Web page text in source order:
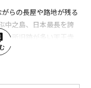
らの長屋や路地が残る
中之島、日本最長を誇
名所旧跡が多い天王寺
る大阪市。気になる